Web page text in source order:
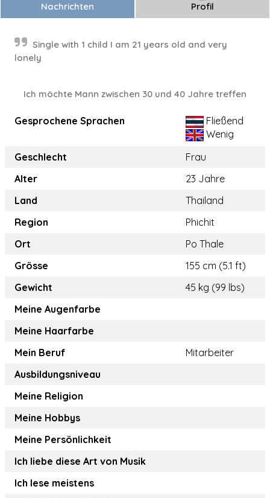
Nachrichten Profil
Single with 1 child I am 21 years old and very
lonely
Ich möchte Mann zwischen 30 und 40 Jahre treffen
Gesprochene Sprachen
Fließend
Wenig
Geschlecht
Frau
Alter
23 Jahre
Land
Thailand
Region
Phichit
Ort
Po Thale
Grösse
155 cm (5.1 ft)
Gewicht
45 kg (99 lbs)
Meine Augenfarbe
Meine Haarfarbe
Mein Beruf
Mitarbeiter
Ausbildungsniveau
Meine Religion
Meine Hobbys
Meine Persönlichkeit
Ich liebe diese Art von Musik
Ich lese meistens